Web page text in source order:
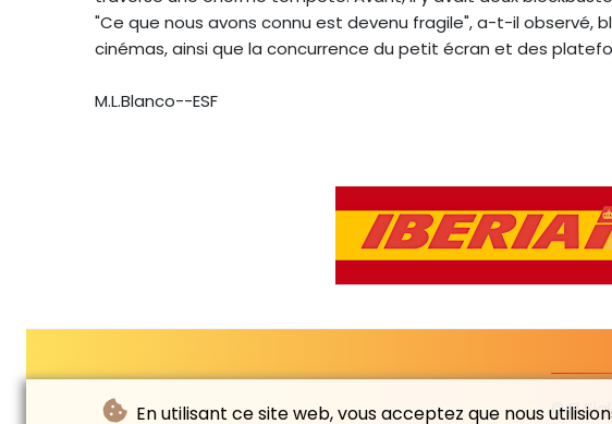
En utilisant ce site web, vous acceptez que nous
"Ce que nous avons connu est devenu fragile", a-t-il observé,
cinémas, ainsi que la concurrence du petit écran et des
M.L.Blanco--ESF
© El